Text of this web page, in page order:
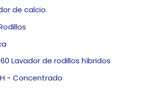
de calcio
Lavador de rodillos híbridos
H - Concentrado